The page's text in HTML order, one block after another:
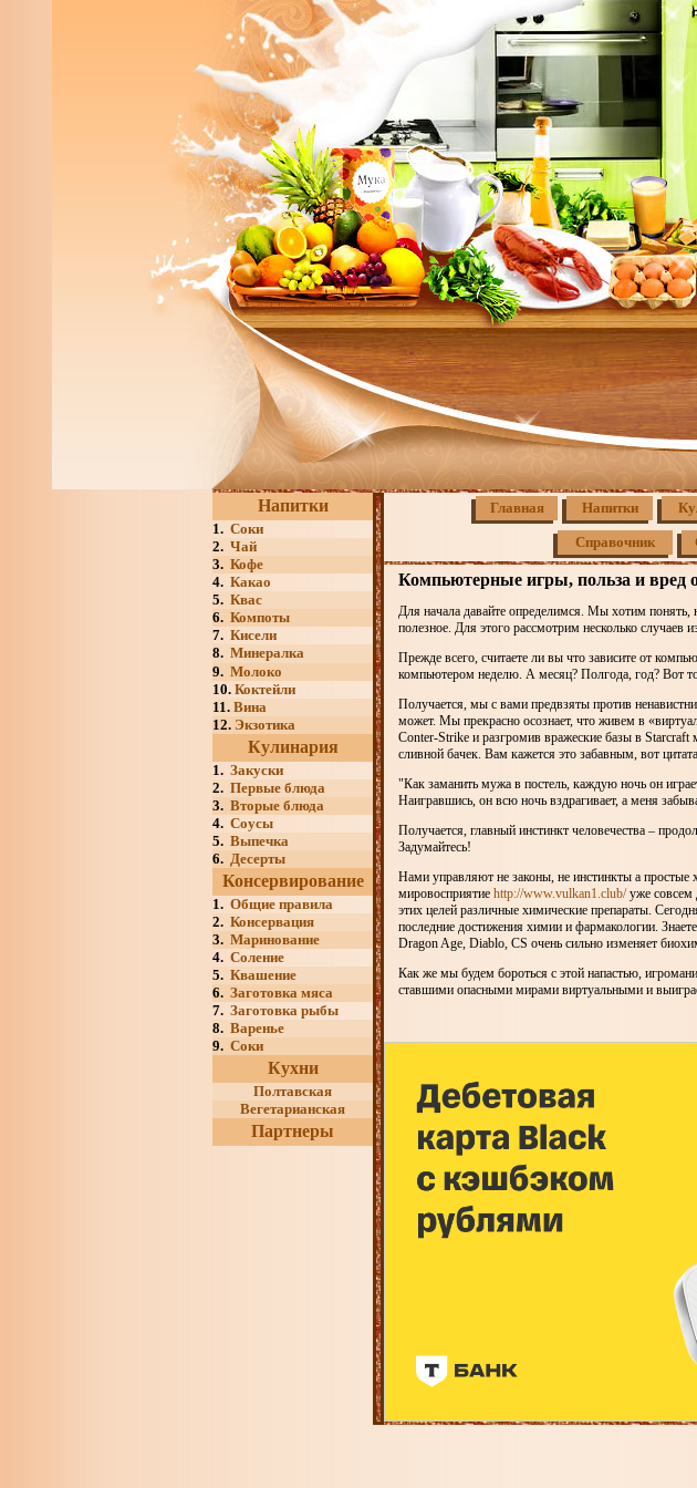
Напитки
1. Соки
2. Чай
3. Кофе
4. Какао
5. Квас
6. Компоты
7. Кисели
8. Минералка
9. Молоко
10. Коктейли
11. Вина
12. Экзотика
Кулинария
1. Закуски
2. Первые блюда
3. Вторые блюда
4. Соусы
5. Выпечка
6. Десерты
Консервирование
1. Общие правила
2. Консервация
3. Маринование
4. Соление
5. Квашение
6. Заготовка мяса
7. Заготовка рыбы
8. Варенье
9. Соки
Кухни
Полтавская
Вегетарианская
Партнеры
Главная Напитки
Справочник
Компьютерные игры, польза и вред
Для начала давайте определимся. Мы хотим понять,
полезное. Для этого рассмотрим несколько
Прежде всего, считаете ли вы что зависите от
компьютером неделю. А месяц? Полгода, год? Вот
Получается, мы с вами предвзяты против
может. Мы прекрасно осознает, что живем в
Conter-Strike и разгромив вражеские базы в Starcraft
сливной бачек. Вам кажется это забавным, вот
"Как заманить мужа в постель, каждую ночь он
Наигравшись, он всю ночь вздрагивает, а меня
Получается, главный инстинкт человечества –
Задумайтесь!
Нами управляют не законы, не инстинкты а простые
мировосприятие http://www.vulkan1.club/уже совсем
этих целей различные химические препараты.
последние достижения химии и фармакологии.
Dragon Age, Diablo, CS очень сильно изменяет
Как же мы будем бороться с этой напастью,
ставшими опасными мирами виртуальными и